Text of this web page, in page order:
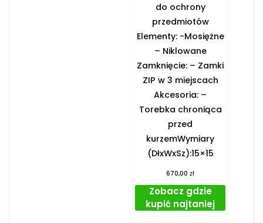
do ochrony
przedmiotów
Elementy: -Mosiężne
– Niklowane
Zamknięcie: – Zamki
ZIP w 3 miejscach
Akcesoria: –
Torebka chroniąca
przed
kurzemWymiary
(DłxWxSz):15×15
670,00zł
Zobacz gdzie
kupić najtaniej